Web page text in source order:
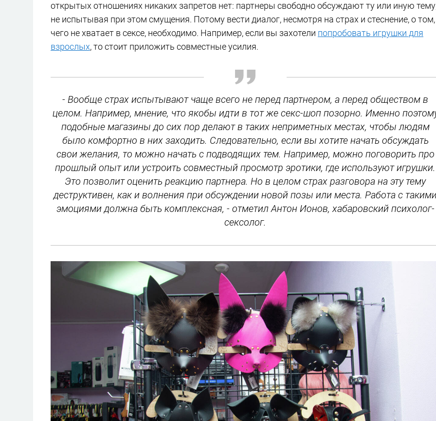
открытых отношениях никаких запретов нет: партнеры свободно обсуждают ту или иную
не испытывая при этом смущения. Потому вести диалог, несмотря на страх и стеснение, о том,
чего не хватает в сексе, необходимо. Например, если вы захотели попробовать игрушки для
взрослых, то стоит приложить совместные усилия.
- Вообще страх испытывают чаще всего не перед партнером, а перед обществом в
целом. Например, мнение, что якобы идти в тот же секс-шоп позорно. Именно
подобные магазины до сих пор делают в таких неприметных местах, чтобы людям
было комфортно в них заходить. Следовательно, если вы хотите начать обсуждать
свои желания, то можно начать с подводящих тем. Например, можно поговорить про
прошлый опыт или устроить совместный просмотр эротики, где используют игрушки.
Это позволит оценить реакцию партнера. Но в целом страх разговора на эту тему
деструктивен, как и волнения при обсуждении новой позы или места. Работа с
эмоциями должна быть комплексная, - отметил Антон Ионов, хабаровский психолог-
сексолог.